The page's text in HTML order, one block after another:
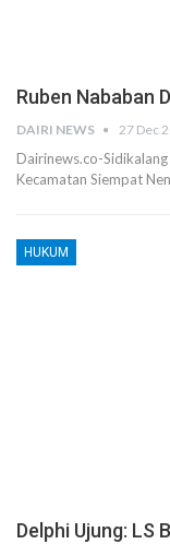
Ruben Nababan
DAIRI NEWS 27 Dec
Dairinews.co-
Kecamatan Siempat
HUKUM
Delphi Ujung: LS